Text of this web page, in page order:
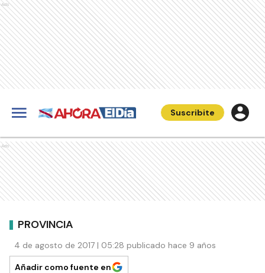
Ads
Suscribite
Ads
PROVINCIA
4 de agosto de 2017 | 05:28 publicado hace 9 años
Añadir como fuente en